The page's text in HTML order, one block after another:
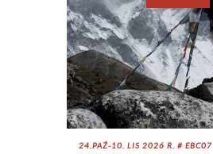
24.PAŹ-10. LIS 2026 R. # EBC07